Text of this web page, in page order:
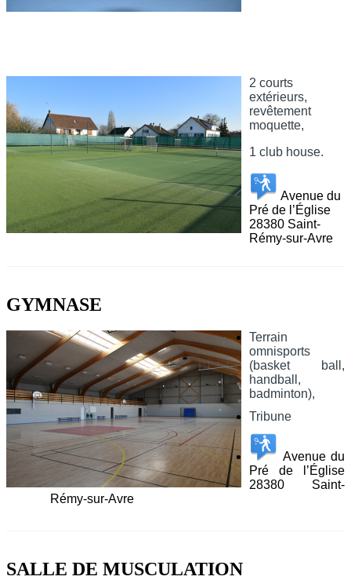
2 courts
extérieurs,
revêtement
moquette,
1 club house.
Avenue du
Pré de l’Église
28380 Saint-
Rémy-sur-Avre
GYMNASE
Terrain
omnisports
(basket ball,
handball,
badminton),
Tribune
Avenue du
Pré de l’Église
28380 Saint-
Rémy-sur-Avre
SALLE DE MUSCULATION